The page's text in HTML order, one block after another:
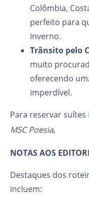
Colômbia,
perfeito para
inverno.
Trânsito pelo
muito
oferecendo
imperdível.
Para reservar suítes
MSC Poesia,
NOTAS AOS
Destaques dos
incluem: